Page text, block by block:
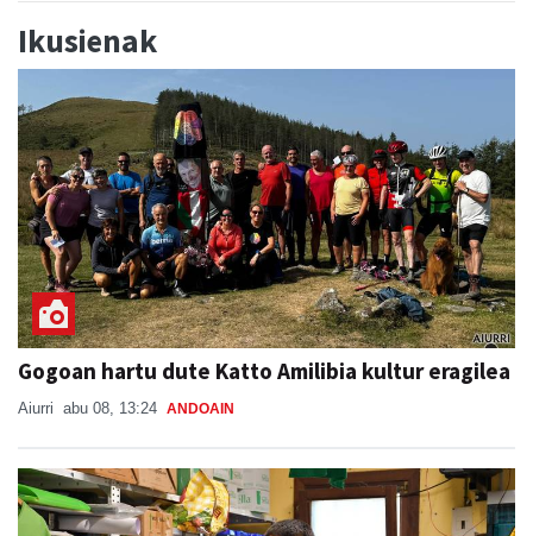
Ikusienak
Gogoan hartu dute Katto Amilibia kultur eragilea
Aiurri abu 08, 13:24 ANDOAIN